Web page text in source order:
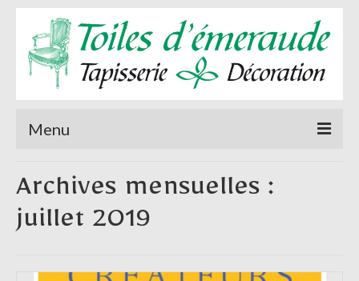
Menu
Accueil
A propos de
Rideaux et stores
Archives mensuelles :
juillet 2019